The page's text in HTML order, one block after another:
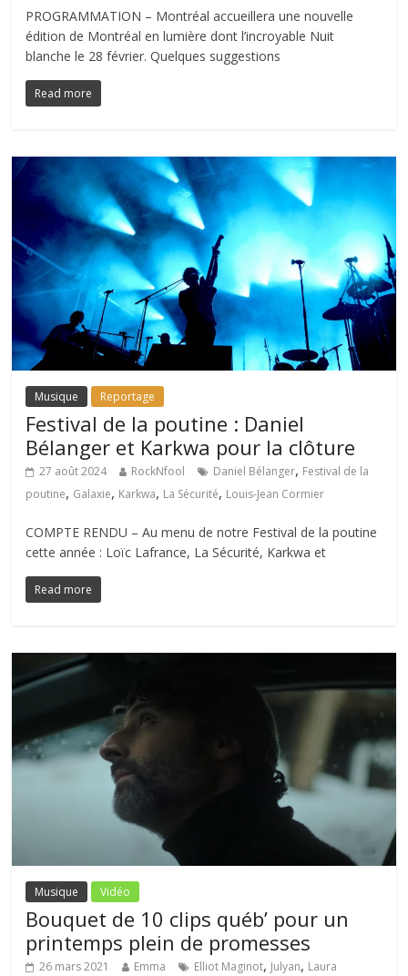
PROGRAMMATION – Montréal accueillera une nouvelle
édition de Montréal en lumière dont l’incroyable Nuit
blanche le 28 février. Quelques suggestions
Read more
Musique Reportage
Festival de la poutine : Daniel
Bélanger et Karkwa pour la clôture
27 août 2024 RockNfool Daniel Bélanger, Festival de la
poutine, Galaxie, Karkwa, La Sécurité, Louis-Jean Cormier
COMPTE RENDU – Au menu de notre Festival de la poutine
cette année : Loïc Lafrance, La Sécurité, Karkwa et
Read more
Musique Vidéo
Bouquet de 10 clips québ’ pour un
printemps plein de promesses
26 mars 2021 Emma Elliot Maginot, Julyan, Laura